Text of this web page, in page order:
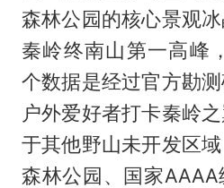
森林公园的核心景观
秦岭终南山第一高峰
个数据是经过官方勘
户外爱好者打卡秦岭
于其他野山未开发区
森林公园、国家